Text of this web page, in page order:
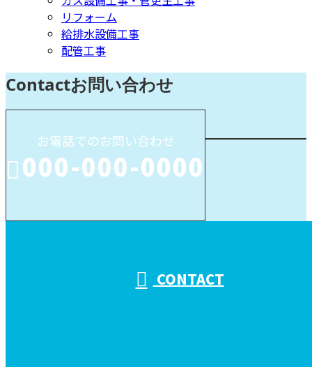
リフォーム
給排水設備工事
配管工事
Contactお問い合わせ
お電話でのお問い合わせ
000-000-0000
CONTACT